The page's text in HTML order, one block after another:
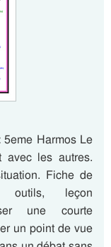
Harmos Le
avec les autres.
Fiche de
outils, leçon
une courte
un point de vue